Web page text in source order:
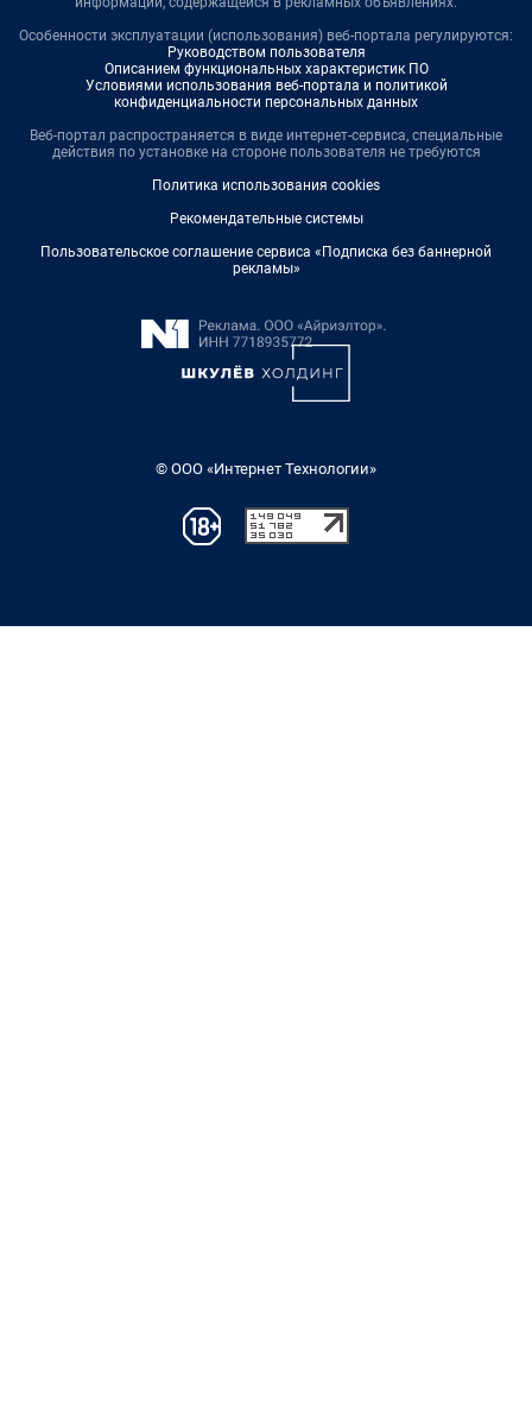
Особенности эксплуатации (использования) веб-портала регулируются:
Руководством пользователя
Описанием функциональных характеристик ПО
Условиями использования веб-портала и политикой
конфиденциальности персональных данных
Веб-портал распространяется в виде интернет-сервиса, специальные
действия по установке на стороне пользователя не требуются
Политика использования cookies
Рекомендательные системы
Пользовательское соглашение сервиса «Подписка без баннерной
рекламы»
© ООО «Интернет Технологии»